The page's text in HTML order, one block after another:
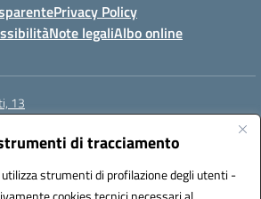
di tracciamento
strumenti di profilazione degli utenti -
Privacy Policy
Note legaliAlbo online
13
(PEC):rmic8cw00p@pec.istruzione.it